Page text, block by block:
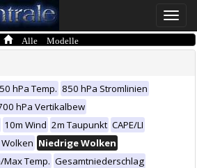
Toggle
Alle Modelle
hPa Temp. 850 hPa Stromlinien
hPa Vertikalbew
10m Wind 2m Taupunkt CAPE/LI
Niedrige Wolken
Max Temp. Gesamtniederschlag